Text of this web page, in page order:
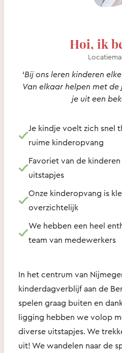
Hoi, ik
‘Bij ons leren kinderen
Van elkaar helpen met
je uit een
Je kindje voelt zich snel
ruime kinderopvang
Favoriet van de
uitstapjes
Onze kinderopvang is
overzichtelijk
We hebben een heel
team van medewerkers
In het centrum van
kinderdagverblijf aan de
spelen graag buiten en
ligging hebben we volop
diverse uitstapjes. We
uit! We wandelen naar de